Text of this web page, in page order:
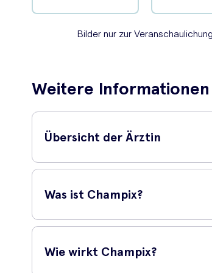
Bilder nur zur Veranschaulichung
Weitere Informationen
Übersicht der Ärztin
Was ist Champix?
Champix Tabletten
Wie wirkt Champix?